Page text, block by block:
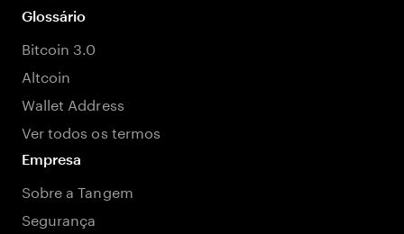
Glossário
Bitcoin 3.0
Altcoin
Wallet Address
Ver todos os termos
Empresa
Sobre a Tangem
Segurança